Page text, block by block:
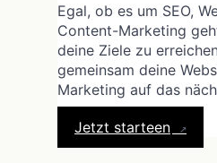
Egal, ob es um SEO,
Content-Marketing
deine Ziele zu
gemeinsam deine
Marketing auf das
Jetzt starteen